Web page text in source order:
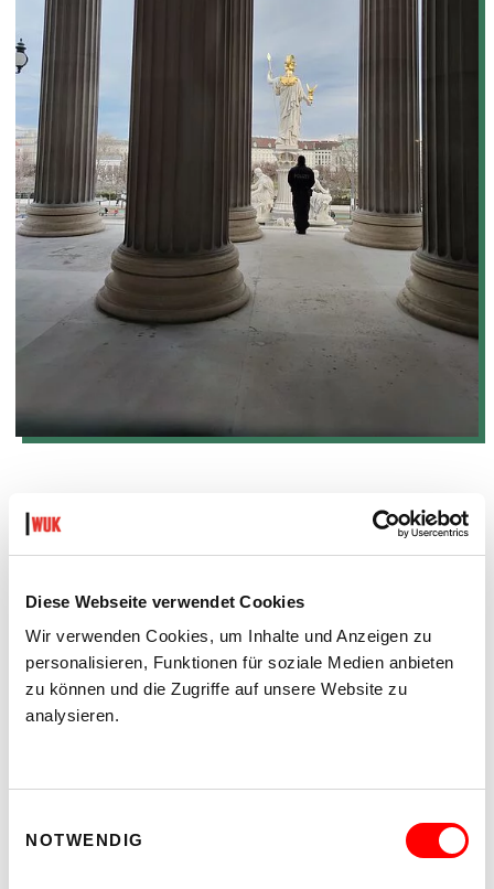
Diese Webseite verwendet Cookies
Wir verwenden Cookies, um Inhalte und Anzeigen zu
personalisieren, Funktionen für soziale Medien anbieten
zu können und die Zugriffe auf unsere Website zu
analysieren.
NOTWENDIG
Texte und Fotos: WUK m.power
WUK m.power
Teilen:
Auf
Auf